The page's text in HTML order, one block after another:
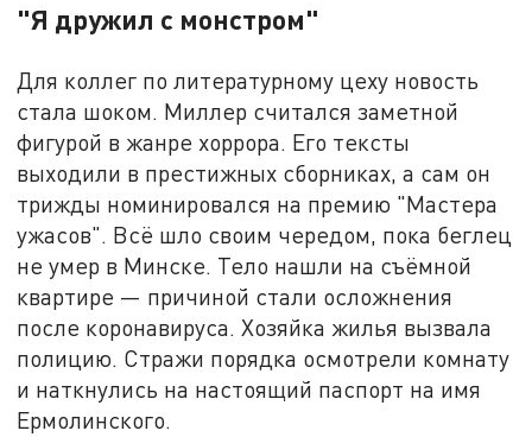
"Я дружил с монстром"
Для коллег по литературному цеху новость
стала шоком. Миллер считался заметной
фигурой в жанре хоррора. Его тексты
выходили в престижных сборниках, а сам он
трижды номинировался на премию "Мастера
ужасов". Всё шло своим чередом, пока беглец
не умер в Минске. Тело нашли на съёмной
квартире — причиной стали осложнения
после коронавируса. Хозяйка жилья вызвала
полицию. Стражи порядка осмотрели комнату
и наткнулись на настоящий паспорт на имя
Ермолинского.